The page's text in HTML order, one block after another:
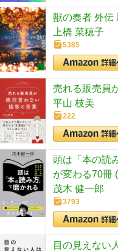
獣の奏者 外伝
上橋 菜穂子
5385
売れる販売員
平山 枝美
222
頭は「本の読
が変わる70冊
茂木 健一郎
3793
目の見えない